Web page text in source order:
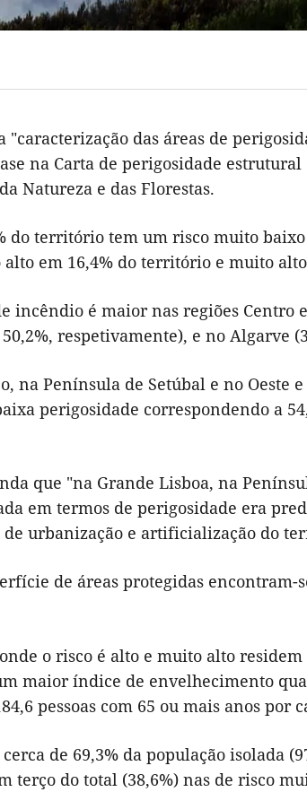
"caracterização das áreas de
na Carta de perigosidade
Natureza e das Florestas.
do território tem um risco muito
alto em 16,4% do território e muito
incêndio é maior nas regiões Centro
respetivamente), e no Algarve
na Península de Setúbal e no Oeste
perigosidade correspondendo a
que "na Grande Lisboa, na
em termos de perigosidade era
urbanização e artificialização do
de áreas protegidas
o risco é alto e muito alto residem
maior índice de envelhecimento
pessoas com 65 ou mais anos por
de 69,3% da população isolada
terço do total (38,6%) nas de risco